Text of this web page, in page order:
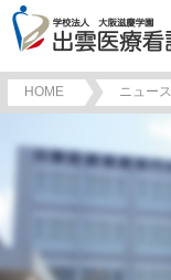
HOME ニュース